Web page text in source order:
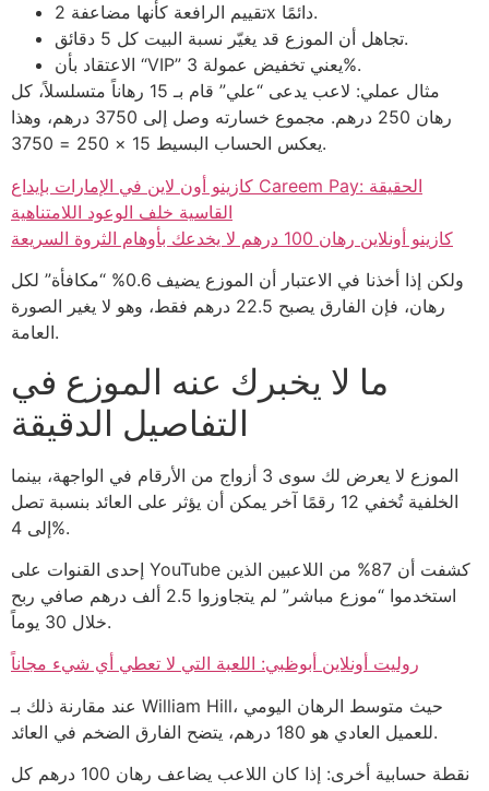
تقييم الرافعة كأنها مضاعفة 2x دائمًا.
تجاهل أن الموزع قد يغيّر نسبة البيت كل 5 دقائق.
الاعتقاد بأن “VIP” يعني تخفيض عمولة 3%.
مثال عملي: لاعب يدعى “علي” قام بـ 15 رهاناً متسلسلاً، كل
رهان 250 درهم. مجموع خسارته وصل إلى 3750 درهم، وهذا
يعكس الحساب البسيط 15 × 250 = 3750.
كازينو أون لاين في الإمارات بإيداع Careem Pay: الحقيقة
القاسية خلف الوعود اللامتناهية
كازينو أونلاين رهان 100 درهم لا يخدعك بأوهام الثروة السريعة
ولكن إذا أخذنا في الاعتبار أن الموزع يضيف 0.6% “مكافأة” لكل
رهان، فإن الفارق يصبح 22.5 درهم فقط، وهو لا يغير الصورة
العامة.
ما لا يخبرك عنه الموزع في
التفاصيل الدقيقة
الموزع لا يعرض لك سوى 3 أزواج من الأرقام في الواجهة، بينما
الخلفية تُخفي 12 رقمًا آخر يمكن أن يؤثر على العائد بنسبة تصل
إلى 4%.
إحدى القنوات على YouTube كشفت أن 87% من اللاعبين الذين
استخدموا “موزع مباشر” لم يتجاوزوا 2.5 ألف درهم صافي ربح
خلال 30 يوماً.
روليت أونلاين أبوظبي: اللعبة التي لا تعطي أي شيء مجاناً
عند مقارنة ذلك بـ William Hill، حيث متوسط الرهان اليومي
للعميل العادي هو 180 درهم، يتضح الفارق الضخم في العائد.
نقطة حسابية أخرى: إذا كان اللاعب يضاعف رهان 100 درهم كل